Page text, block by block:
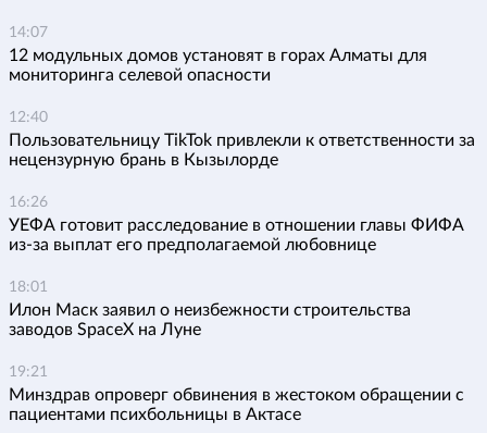
14:07
12 модульных домов установят в горах Алматы для
мониторинга селевой опасности
12:40
Пользовательницу TikTok привлекли к ответственности за
нецензурную брань в Кызылорде
16:26
УЕФА готовит расследование в отношении главы ФИФА
из-за выплат его предполагаемой любовнице
18:01
Илон Маск заявил о неизбежности строительства
заводов SpaceX на Луне
19:21
Минздрав опроверг обвинения в жестоком обращении с
пациентами психбольницы в Актасе